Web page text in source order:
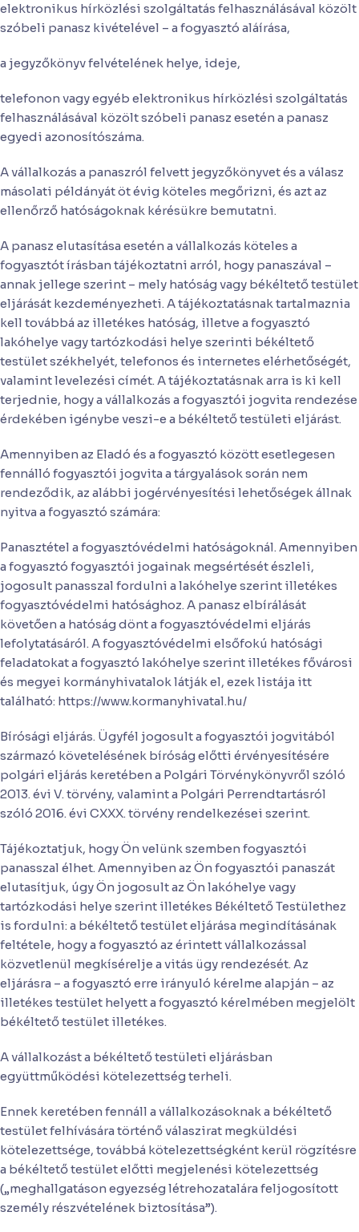
elektronikus hírközlési szolgáltatás felhasználásával közölt
szóbeli panasz kivételével – a fogyasztó aláírása,
a jegyzőkönyv felvételének helye, ideje,
telefonon vagy egyéb elektronikus hírközlési szolgáltatás
felhasználásával közölt szóbeli panasz esetén a panasz
egyedi azonosítószáma.
A vállalkozás a panaszról felvett jegyzőkönyvet és a válasz
másolati példányát öt évig köteles megőrizni, és azt az
ellenőrző hatóságoknak kérésükre bemutatni.
A panasz elutasítása esetén a vállalkozás köteles a
fogyasztót írásban tájékoztatni arról, hogy panaszával –
annak jellege szerint – mely hatóság vagy békéltető testület
eljárását kezdeményezheti. A tájékoztatásnak tartalmaznia
kell továbbá az illetékes hatóság, illetve a fogyasztó
lakóhelye vagy tartózkodási helye szerinti békéltető
testület székhelyét, telefonos és internetes elérhetőségét,
valamint levelezési címét. A tájékoztatásnak arra is ki kell
terjednie, hogy a vállalkozás a fogyasztói jogvita rendezése
érdekében igénybe veszi-e a békéltető testületi eljárást.
Amennyiben az Eladó és a fogyasztó között esetlegesen
fennálló fogyasztói jogvita a tárgyalások során nem
rendeződik, az alábbi jogérvényesítési lehetőségek állnak
nyitva a fogyasztó számára:
Panasztétel a fogyasztóvédelmi hatóságoknál. Amennyiben
a fogyasztó fogyasztói jogainak megsértését észleli,
jogosult panasszal fordulni a lakóhelye szerint illetékes
fogyasztóvédelmi hatósághoz. A panasz elbírálását
követően a hatóság dönt a fogyasztóvédelmi eljárás
lefolytatásáról. A fogyasztóvédelmi elsőfokú hatósági
feladatokat a fogyasztó lakóhelye szerint illetékes fővárosi
és megyei kormányhivatalok látják el, ezek listája itt
található: https://www.kormanyhivatal.hu/
Bírósági eljárás. Ügyfél jogosult a fogyasztói jogvitából
származó követelésének bíróság előtti érvényesítésére
polgári eljárás keretében a Polgári Törvénykönyvről szóló
2013. évi V. törvény, valamint a Polgári Perrendtartásról
szóló 2016. évi CXXX. törvény rendelkezései szerint.
Tájékoztatjuk, hogy Ön velünk szemben fogyasztói
panasszal élhet. Amennyiben az Ön fogyasztói panaszát
elutasítjuk, úgy Ön jogosult az Ön lakóhelye vagy
tartózkodási helye szerint illetékes Békéltető Testülethez
is fordulni: a békéltető testület eljárása megindításának
feltétele, hogy a fogyasztó az érintett vállalkozással
közvetlenül megkísérelje a vitás ügy rendezését. Az
eljárásra – a fogyasztó erre irányuló kérelme alapján – az
illetékes testület helyett a fogyasztó kérelmében megjelölt
békéltető testület illetékes.
A vállalkozást a békéltető testületi eljárásban
együttműködési kötelezettség terheli.
Ennek keretében fennáll a vállalkozásoknak a békéltető
testület felhívására történő válaszirat megküldési
kötelezettsége, továbbá kötelezettségként kerül rögzítésre
a békéltető testület előtti megjelenési kötelezettség
(„meghallgatáson egyezség létrehozatalára feljogosított
személy részvételének biztosítása”).